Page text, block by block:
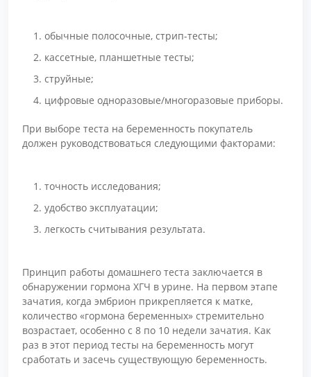
обычные полосочные, стрип-тесты;
кассетные, планшетные тесты;
струйные;
цифровые одноразовые/многоразовые приборы.
При выборе теста на беременность покупатель
должен руководствоваться следующими факторами:
точность исследования;
удобство эксплуатации;
легкость считывания результата.
Принцип работы домашнего теста заключается в
обнаружении гормона ХГЧ в урине. На первом этапе
зачатия, когда эмбрион прикрепляется к матке,
количество «гормона беременных» стремительно
возрастает, особенно с 8 по 10 недели зачатия. Как
раз в этот период тесты на беременность могут
сработать и засечь существующую беременность.